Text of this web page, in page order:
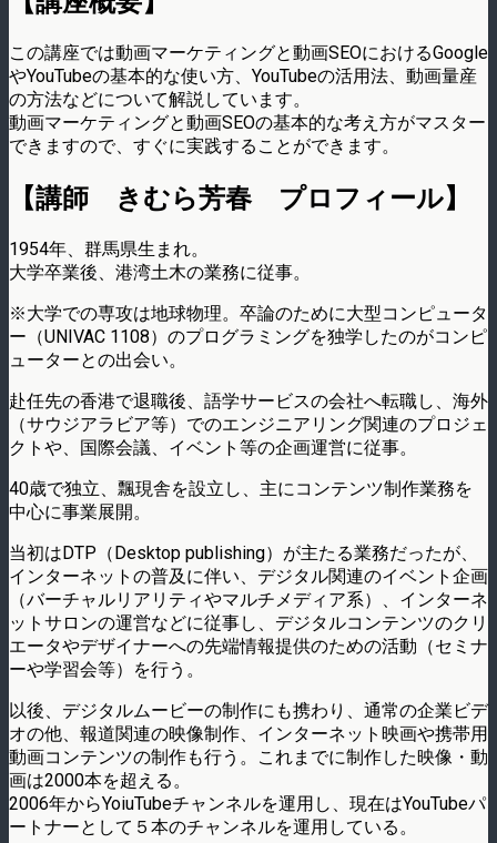
この講座では動画マーケティングと動画SEOにおけるGoogle
やYouTubeの基本的な使い方、YouTubeの活用法、動画量産
の方法などについて解説しています。
動画マーケティングと動画SEOの基本的な考え方がマスター
できますので、すぐに実践することができます。
【講師 きむら芳春 プロフィール】
1954年、群馬県生まれ。
大学卒業後、港湾土木の業務に従事。
※大学での専攻は地球物理。卒論のために大型コンピュータ
ー（UNIVAC 1108）のプログラミングを独学したのがコンピ
ューターとの出会い。
赴任先の香港で退職後、語学サービスの会社へ転職し、海外
（サウジアラビア等）でのエンジニアリング関連のプロジェ
クトや、国際会議、イベント等の企画運営に従事。
40歳で独立、飄現舎を設立し、主にコンテンツ制作業務を
中心に事業展開。
当初はDTP（Desktop publishing）が主たる業務だったが、
インターネットの普及に伴い、デジタル関連のイベント企画
（バーチャルリアリティやマルチメディア系）、インターネ
ットサロンの運営などに従事し、デジタルコンテンツのクリ
エータやデザイナーへの先端情報提供のための活動（セミナ
ーや学習会等）を行う。
以後、デジタルムービーの制作にも携わり、通常の企業ビデ
オの他、報道関連の映像制作、インターネット映画や携帯用
動画コンテンツの制作も行う。これまでに制作した映像・動
画は2000本を超える。
2006年からYoiuTubeチャンネルを運用し、現在はYouTubeパ
ートナーとして５本のチャンネルを運用している。